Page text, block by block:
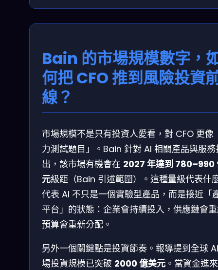
Bain 的市場規模數字，
何把 CFO 推到風險投資
線？
市場規模不是只有投資人愛看，對 CFO 更像
力測試題目」。Bain 針對 AI 相關產品與服務
出，該市場有機會在 2027 年達到 780–990
元級距（Bain 引述範圍）。這種量級代表什
代表 AI 不只是一個實驗型產品，而是接近「
平台」的狀態：企業會持續投入，供應鏈會
預算會重新分配。
另外一個關鍵點是投資節奏。報導提到全球
場投資規模已突破 2000 億美元 。當資金進